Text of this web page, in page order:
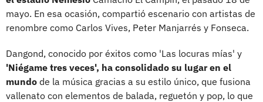
mayo. En esa ocasión, compartió escenario con artistas de
renombre como Carlos Vives, Peter Manjarrés y Fonseca.
Dangond, conocido por éxitos como 'Las locuras mías' y
'Niégame tres veces', ha consolidado su lugar en el
mundo de la música gracias a su estilo único, que fusiona
vallenato con elementos de balada, reguetón y pop, lo que